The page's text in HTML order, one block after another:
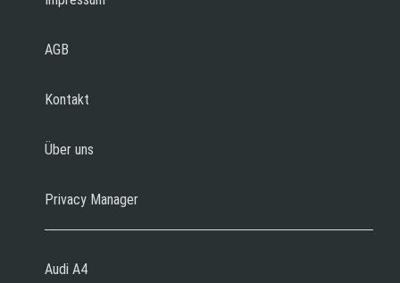
AGB
Kontakt
Über uns
Privacy Manager
Audi A4